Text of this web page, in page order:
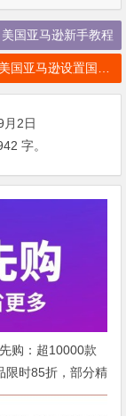
美国亚马逊新手教程
月2日
字。
购：超10000款
限时85折，部分精